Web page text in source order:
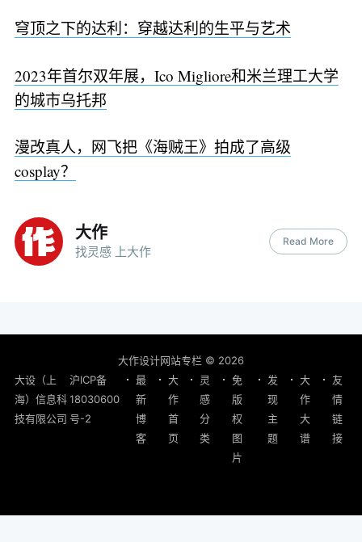
穹顶之下的达利：穿越达利的生平与艺术
2023年首尔双年展，Ico Migliore和米兰理工大学
的城市乌托邦
漫改真人，网飞把《海贼王》拍成了高级
cosplay？
大作
找灵感 上大作
Read More
大作设计网站专栏 © 2026
大设（上
海）信息科
技有限公司
沪ICP备
18030600
号-2
最
新
博
客
大
作
首
页
灵
感
分
类
免
版
权
图
片
发
现
主
题
大
作
大
谱
友
情
链
接